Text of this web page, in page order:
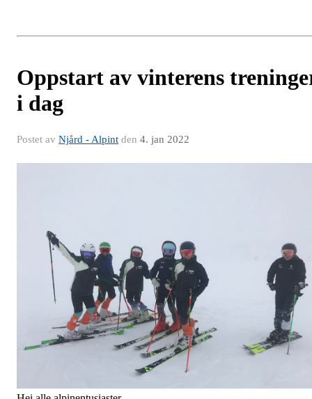
Oppstart av vinterens
i dag
Postet av Njård - Alpint den 4. jan 2022